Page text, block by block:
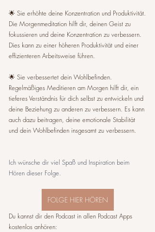
🌟 Sie erhöhte deine Konzentration und Produktivität.
Die Morgenmeditation hilft dir, deinen Geist zu
fokussieren und deine Konzentration zu verbessern.
Dies kann zu einer höheren Produktivität und einer
effizienteren Arbeitsweise führen.
🌟 Sie verbessertet dein Wohlbefinden.
Regelmäßiges Meditieren am Morgen hilft dir, ein
tieferes Verständnis für dich selbst zu entwickeln und
deine Beziehung zu anderen zu verbessern. Es kann
auch dazu beitragen, deine emotionale Stabilität
und dein Wohlbefinden insgesamt zu verbessern.
Ich wünsche dir viel Spaß und Inspiration beim
Hören dieser Folge.
FOLGE HIER HÖREN
Du kannst dir den Podcast in allen Podcast Apps
kostenlos anhören: